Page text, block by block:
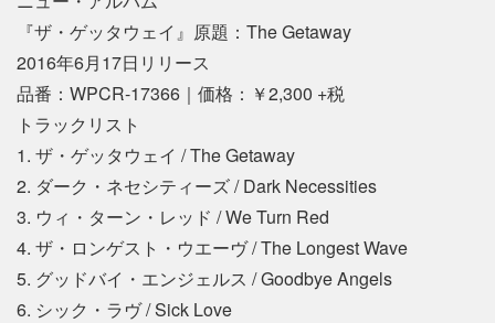
『ザ・ゲッタウェイ』原題：The Getaway
2016年6月17日リリース
品番：WPCR-17366｜価格：￥2,300 +税
トラックリスト
1. ザ・ゲッタウェイ / The Getaway
2. ダーク・ネセシティーズ / Dark Necessities
3. ウィ・ターン・レッド / We Turn Red
4. ザ・ロンゲスト・ウエーヴ / The Longest Wave
5. グッドバイ・エンジェルス / Goodbye Angels
6. シック・ラヴ / Sick Love